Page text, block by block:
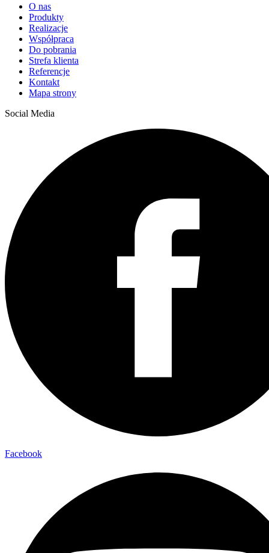
O nas
Produkty
Realizacje
Współpraca
Do pobrania
Strefa klienta
Referencje
Kontakt
Mapa strony
Social Media
Facebook